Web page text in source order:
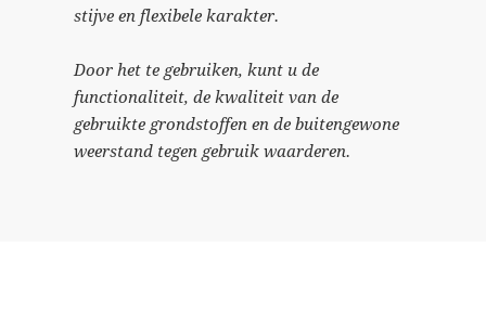
stijve en flexibele karakter.
Door het te gebruiken, kunt u de
functionaliteit, de kwaliteit van de
gebruikte grondstoffen en de buitengewone
weerstand tegen gebruik waarderen.